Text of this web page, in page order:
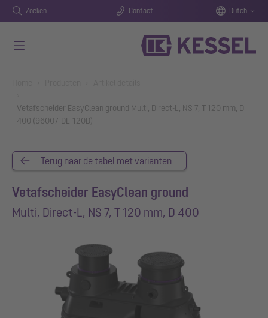
Zoeken Contact Dutch
Vetafscheider EasyClean ground Multi, Direct-L, NS 7, T 120 mm, D
400 (96007-DL-120D)
Terug naar de tabel met varianten
Vetafscheider EasyClean ground
Multi, Direct-L, NS 7, T 120 mm, D 400